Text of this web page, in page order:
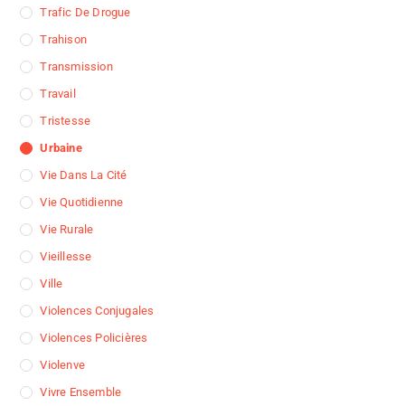
Trafic De Drogue
Trahison
Transmission
Travail
Tristesse
Urbaine
Vie Dans La Cité
Vie Quotidienne
Vie Rurale
Vieillesse
Ville
Violences Conjugales
Violences Policières
Violenve
Vivre Ensemble